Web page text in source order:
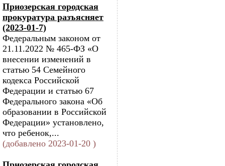
Приозерская городская
прокуратура разъясняет
(2023-01-7)
Федеральным законом от
21.11.2022 № 465-ФЗ «О
внесении изменений в
статью 54 Семейного
кодекса Российской
Федерации и статью 67
Федерального закона «Об
образовании в Российской
Федерации» установлено,
что ребенок,...
(добавлено 2023-01-20 )